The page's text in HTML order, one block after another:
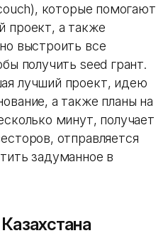
которые помогают
проект, а также
выстроить все
получить seed грант.
лучший проект, идею
а также планы на
минут, получает
отправляется
задуманное в